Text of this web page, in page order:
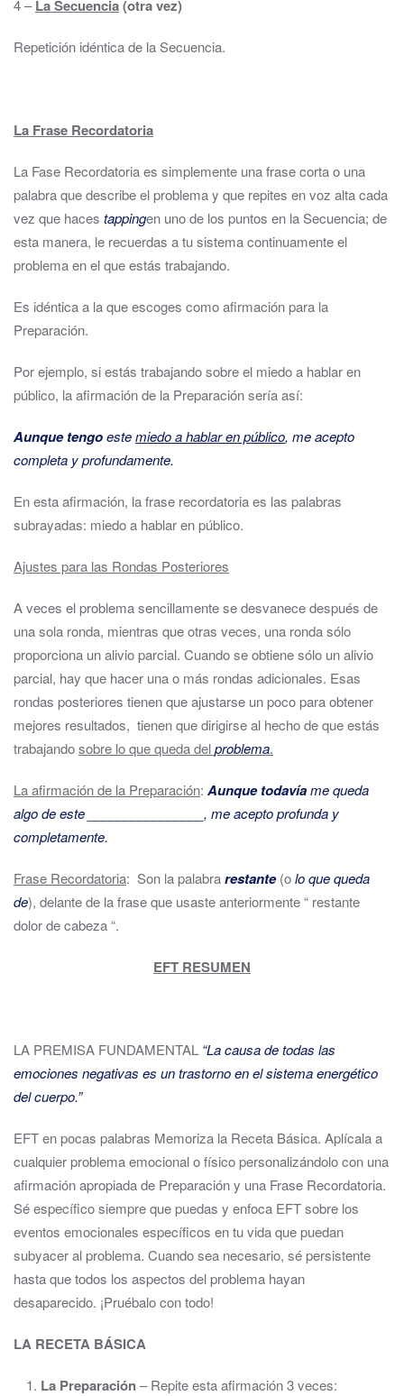
4 –La Secuencia(otra vez)
Repetición idéntica de la Secuencia.
La Frase Recordatoria
La Fase Recordatoria es simplemente una frase corta o una
palabra que describe el problema y que repites en voz alta cada
vez que haces tappingen uno de los puntos en la Secuencia; de
esta manera, le recuerdas a tu sistema continuamente el
problema en el que estás trabajando.
Es idéntica a la que escoges como afirmación para la
Preparación.
Por ejemplo, si estás trabajando sobre el miedo a hablar en
público, la afirmación de la Preparación sería así:
Aunque tengoestemiedo a hablar en público, me acepto
completa y profundamente.
En esta afirmación, la frase recordatoria es las palabras
subrayadas: miedo a hablar en público.
Ajustes para las Rondas Posteriores
A veces el problema sencillamente se desvanece después de
una sola ronda, mientras que otras veces, una ronda sólo
proporciona un alivio parcial. Cuando se obtiene sólo un alivio
parcial, hay que hacer una o más rondas adicionales. Esas
rondas posteriores tienen que ajustarse un poco para obtener
mejores resultados, tienen que dirigirse al hecho de que estás
trabajandosobre lo que queda delproblema.
La afirmación de la Preparación: Aunque todavíame queda
algo de este ________________, me acepto profunda y
completamente.
Frase Recordatoria: Son la palabrarestante(olo que queda
de), delante de la frase que usaste anteriormente “ restante
dolor de cabeza “.
EFT RESUMEN
LA PREMISA FUNDAMENTAL “La causa de todas las
emociones negativas es un trastorno en el sistema energético
del cuerpo.”
EFT en pocas palabras Memoriza la Receta Básica. Aplícala a
cualquier problema emocional o físico personalizándolo con una
afirmación apropiada de Preparación y una Frase Recordatoria.
Sé específico siempre que puedas y enfoca EFT sobre los
eventos emocionales específicos en tu vida que puedan
subyacer al problema. Cuando sea necesario, sé persistente
hasta que todos los aspectos del problema hayan
desaparecido. ¡Pruébalo con todo!
LA RECETA BÁSICA
La Preparación– Repite esta afirmación 3 veces: